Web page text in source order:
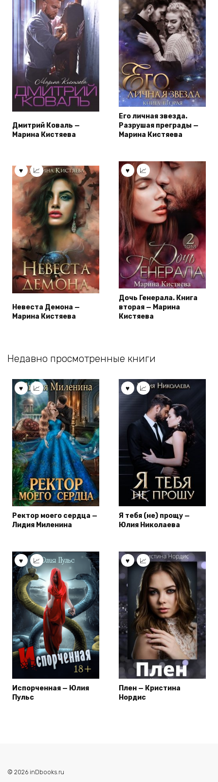
Дмитрий Коваль —
Марина Кистяева
Его личная звезда.
Разрушая преграды —
Марина Кистяева
Невеста Демона —
Марина Кистяева
Дочь Генерала. Книга
вторая — Марина
Кистяева
Недавно просмотренные книги
Ректор моего сердца —
Лидия Миленина
Я тебя (не) прощу —
Юлия Николаева
Испорченная — Юлия
Пульс
Плен — Кристина
Нордис
© 2026 inDbooks.ru